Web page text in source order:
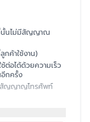
นั้นไม่มีสัญญาณ
ค้าใช้งาน)
ต่อได้ด้วยความเร็ว
กครั้ง
ยสัญญาญโทรศัพท์
งออนไลน์, เปิดบัญชี